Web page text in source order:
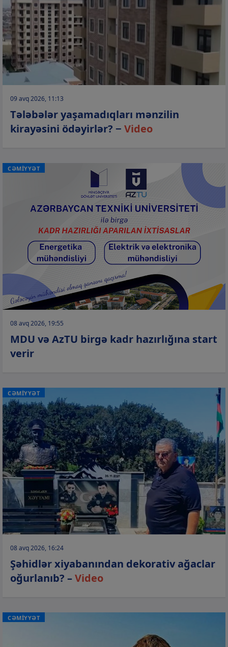
09 avq 2026, 11:13
Tələbələr yaşamadıqları mənzilin
kirayəsini ödəyirlər? − Video
CƏMİYYƏT
08 avq 2026, 19:55
MDU və AzTU birgə kadr hazırlığına start
verir
CƏMİYYƏT
08 avq 2026, 16:24
Şəhidlər xiyabanından dekorativ ağaclar
oğurlanıb? –Video
CƏMİYYƏT